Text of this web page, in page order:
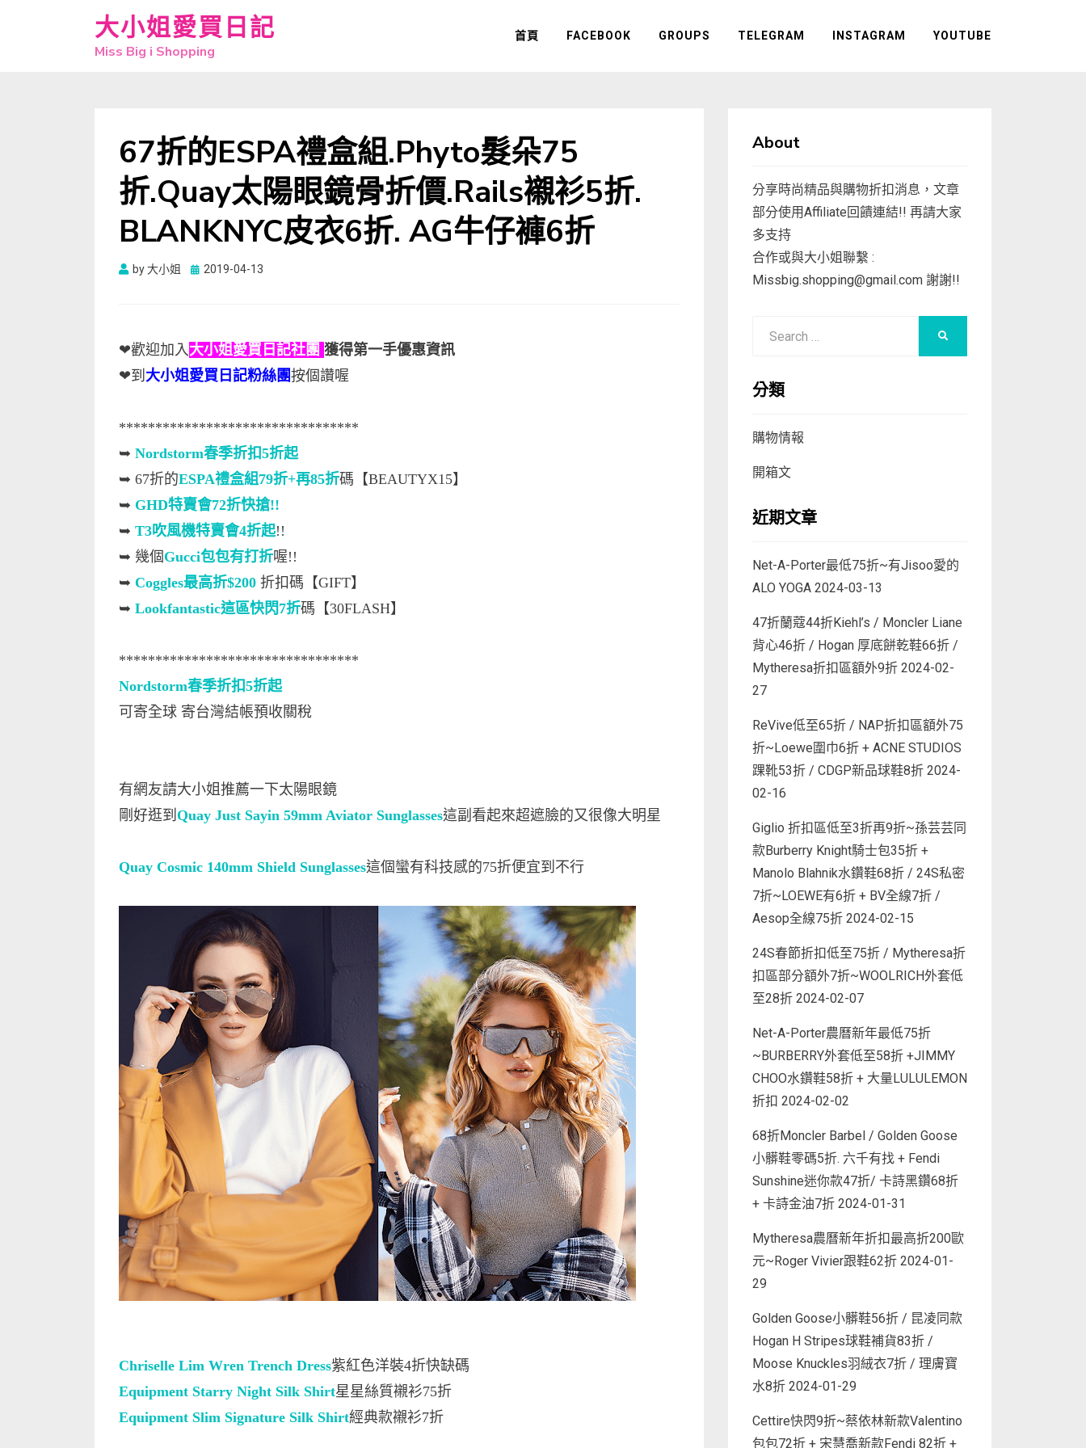
大小姐愛買日記
Miss Big i Shopping
首頁 FACEBOOK GROUPS TELEGRAM INSTAGRAM YOUTUBE
67折的ESPA禮盒組.Phyto髮朵75
折.Quay太陽眼鏡骨折價.Rails襯衫5折.
BLANKNYC皮衣6折. AG牛仔褲6折
by大小姐
Posted
2019-04-13
❤歡迎加入大小姐愛買日記社團 獲得第一手優惠資訊
❤到 大小姐愛買日記粉絲團按個讚喔
*********************************
➥ Nordstorm春季折扣5折起
➥ 67折的ESPA禮盒組79折+再85折碼【BEAUTYX15】
➥ GHD特賣會72折快搶!!
➥ T3吹風機特賣會4折起!!
➥ 幾個Gucci包包有打折喔!!
➥ Coggles最高折$200 折扣碼【GIFT】
➥ Lookfantastic這區快閃7折碼【30FLASH】
*********************************
Nordstorm春季折扣5折起
可寄全球 寄台灣結帳預收關稅
有網友請大小姐推薦一下太陽眼鏡
剛好逛到 Quay Just Sayin 59mm Aviator Sunglasses這副看起來超遮臉的又很像大明星
Quay Cosmic 140mm Shield Sunglasses這個蠻有科技感的75折便宜到不行
Chriselle Lim Wren Trench Dress紫紅色洋裝4折快缺碼
Equipment Starry Night Silk Shirt星星絲質襯衫75折
Equipment Slim Signature Silk Shirt經典款襯衫7折
About
分享時尚精品與購物折扣消息，文章
部分使用Affiliate回饋連結!! 再請大家
多支持
合作或與大小姐聯繫 :
Missbig.shopping@gmail.com謝謝!!
分類
購物情報
開箱文
近期文章
Net-A-Porter最低75折~有Jisoo愛的
ALO YOGA 2024-03-13
47折蘭蔻44折Kiehl’s / Moncler Liane
背心46折 / Hogan 厚底餅乾鞋66折 /
Mytheresa折扣區額外9折 2024-02-
27
ReVive低至65折 / NAP折扣區額外75
折~Loewe圍巾6折 + ACNE STUDIOS
踝靴53折 / CDGP新品球鞋8折 2024-
02-16
Giglio 折扣區低至3折再9折~孫芸芸同
款Burberry Knight騎士包35折 +
Manolo Blahnik水鑽鞋68折 / 24S私密
7折~LOEWE有6折 + BV全線7折 /
Aesop全線75折 2024-02-15
24S春節折扣低至75折 / Mytheresa折
扣區部分額外7折~WOOLRICH外套低
至28折 2024-02-07
Net-A-Porter農曆新年最低75折
~BURBERRY外套低至58折 +JIMMY
CHOO水鑽鞋58折 + 大量LULULEMON
折扣 2024-02-02
68折Moncler Barbel / Golden Goose
小髒鞋零碼5折. 六千有找 + Fendi
Sunshine迷你款47折/ 卡詩黑鑽68折
+ 卡詩金油7折 2024-01-31
Mytheresa農曆新年折扣最高折200歐
元~Roger Vivier跟鞋62折 2024-01-
29
Golden Goose小髒鞋56折 / 昆凌同款
Hogan H Stripes球鞋補貨83折 /
Moose Knuckles羽絨衣7折 / 理膚寶
水8折 2024-01-29
Cettire快閃9折~蔡依林新款Valentino
包包72折 + 宋慧喬新款Fendi 82折 +